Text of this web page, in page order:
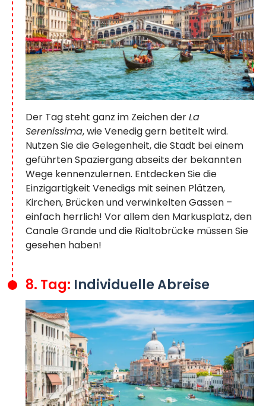
Der Tag steht ganz im Zeichen derLa
Serenissima, wie Venedig gern betitelt wird.
Nutzen Sie die Gelegenheit, die Stadt bei einem
geführten Spaziergang abseits der bekannten
Wege kennenzulernen. Entdecken Sie die
Einzigartigkeit Venedigs mit seinen Plätzen,
Kirchen, Brücken und verwinkelten Gassen –
einfach herrlich! Vor allem den Markusplatz, den
Canale Grande und die Rialtobrücke müssen Sie
gesehen haben!
8. Tag: Individuelle Abreise